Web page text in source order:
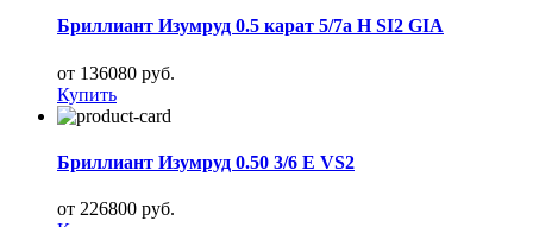
Бриллиант Изумруд 0.5 карат 5/7а H SI2 GIA
от 136080 руб.
Купить
Бриллиант Изумруд 0.50 3/6 E VS2
от 226800 руб.